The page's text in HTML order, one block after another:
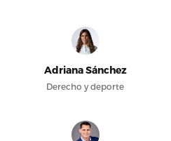
Adriana Sánchez
Derecho y deporte